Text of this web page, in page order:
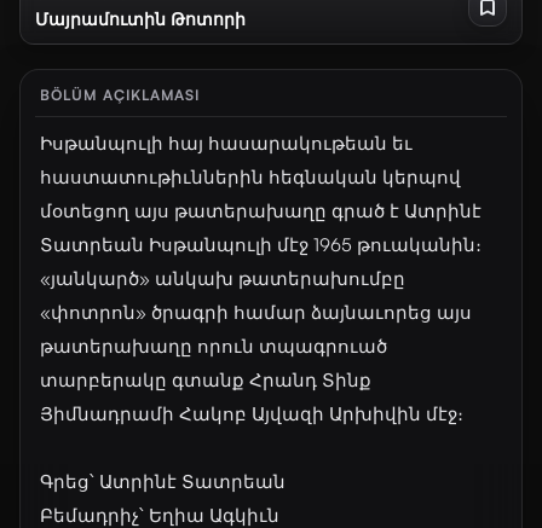
Մայրամուտին Թոտորի
BÖLÜM AÇIKLAMASI
Իսթանպուլի հայ հասարակութեան եւ
հաստատութիւններին հեգնական կերպով
մօտեցող այս թատերախաղը գրած է Ատրինէ
Տատրեան Իսթանպուլի մէջ 1965 թուականին։
«յանկարծ» անկախ թատերախումբը
«փոտրոն» ծրագրի համար ձայնաւորեց այս
թատերախաղը որուն տպագրուած
տարբերակը գտանք Հրանդ Տինք
Յիմնադրամի Հակոբ Այվազի Արխիվին մէջ։
Գրեց՝ Ատրինէ Տատրեան
Բեմադրիչ՝ Եղիա Ագկիւն